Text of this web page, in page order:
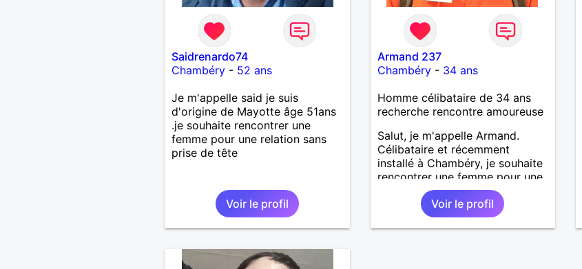
Saidrenardo74
Chambéry- 52 ans
Je m'appelle said je suis
d'origine de Mayotte âge 51ans
.je souhaite rencontrer une
femme pour une relation sans
prise de tête
Voir le profil
Armand 237
Chambéry- 34 ans
Homme célibataire de 34 ans
recherche rencontre amoureuse
Salut, je m'appelle Armand.
Célibataire et récemment
installé à Chambéry, je souhaite
rencontrer une femme pour une
relation libre et respectueuse.
J'aimerais apprendre à
connaître quelqu'un avec qui
partager de bons moments dans
Voir le profil